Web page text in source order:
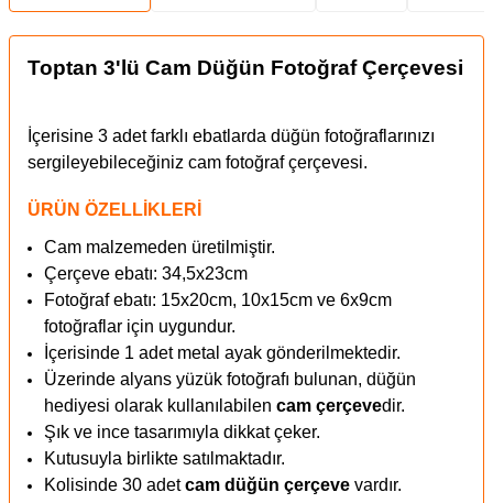
Toptan 3'lü Cam Düğün Fotoğraf Çerçevesi
İçerisine 3 adet farklı ebatlarda düğün fotoğraflarınızı
sergileyebileceğiniz cam fotoğraf çerçevesi.
ÜRÜN ÖZELLİKLERİ
Cam malzemeden üretilmiştir.
Çerçeve ebatı: 34,5x23cm
Fotoğraf ebatı: 15x20cm, 10x15cm ve 6x9cm
fotoğraflar için uygundur.
İçerisinde 1 adet metal ayak gönderilmektedir.
Üzerinde alyans yüzük fotoğrafı bulunan, düğün
hediyesi olarak kullanılabilen cam çerçevedir.
Şık ve ince tasarımıyla dikkat çeker.
Kutusuyla birlikte satılmaktadır.
Kolisinde 30 adetcam düğün çerçeve vardır.